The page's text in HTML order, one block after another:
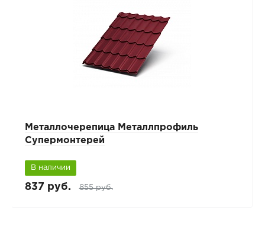
Металлочерепица Металлпрофиль
Супермонтерей
В наличии
837 руб. 855 руб.